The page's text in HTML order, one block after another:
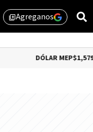
library_addAgreganos
DÓLAR MEP$1,579.46